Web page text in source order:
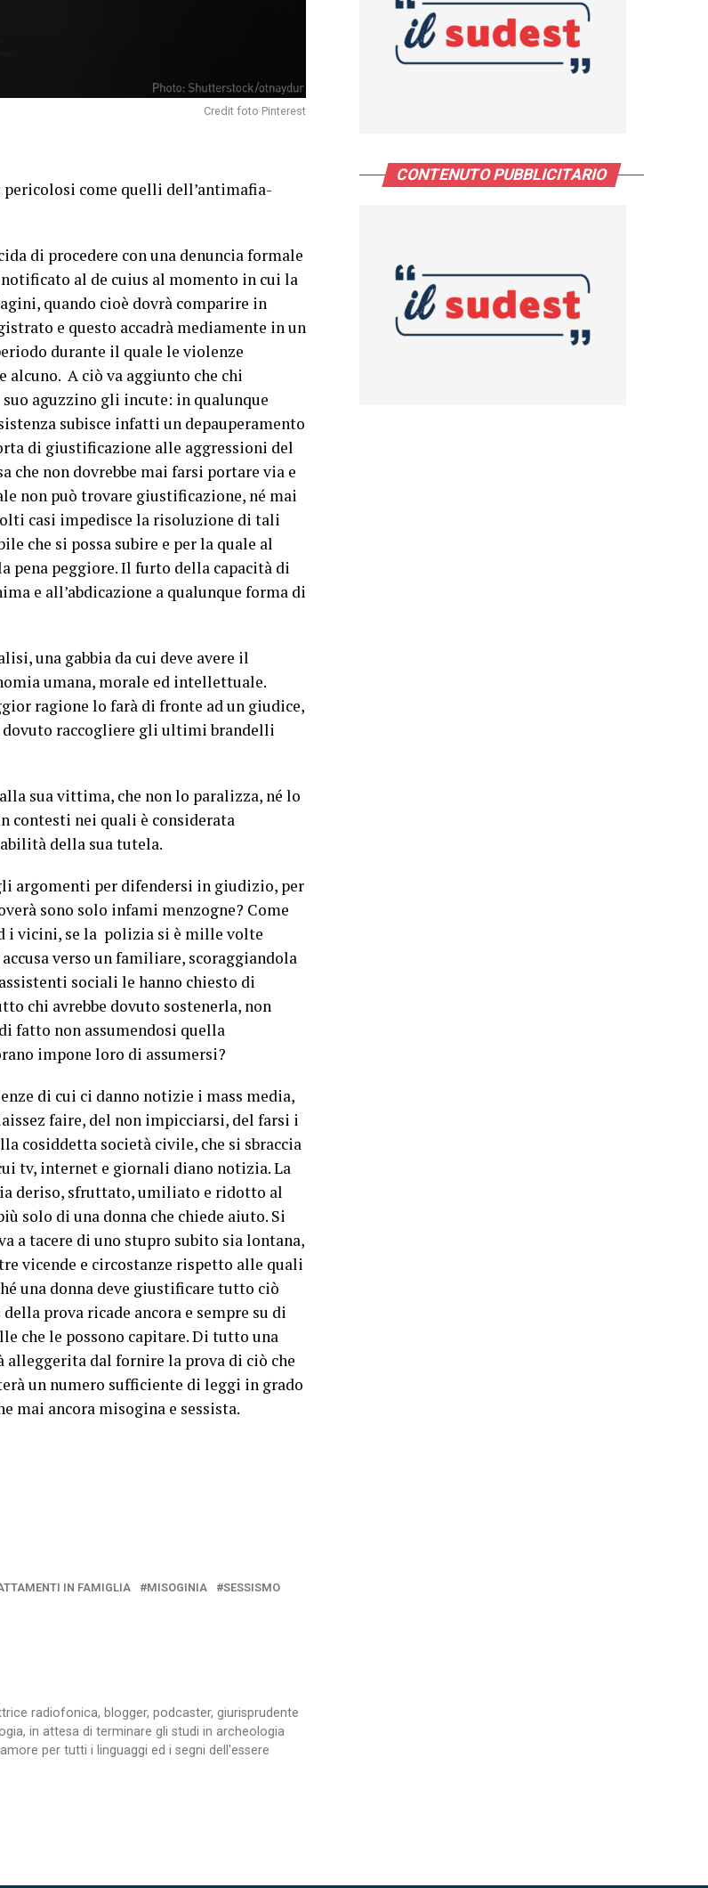
Credit foto Pinterest
come quelli dell’antimafia-
di procedere con una denuncia formale
al de cuius al momento in cui la
quando cioè dovrà comparire in
e questo accadrà mediamente in un
durante il quale le violenze
alcuno. A ciò va aggiunto che chi
aguzzino gli incute: in qualunque
subisce infatti un depauperamento
di giustificazione alle aggressioni del
che non dovrebbe mai farsi portare via e
non può trovare giustificazione, né mai
casi impedisce la risoluzione di tali
che si possa subire e per la quale al
pena peggiore. Il furto della capacità di
e all’abdicazione a qualunque forma di
una gabbia da cui deve avere il
umana, morale ed intellettuale.
ragione lo farà di fronte ad un giudice,
raccogliere gli ultimi brandelli
sua vittima, che non lo paralizza, né lo
contesti nei quali è considerata
della sua tutela.
argomenti per difendersi in giudizio, per
sono solo infami menzogne? Come
i vicini, se la polizia si è mille volte
verso un familiare, scoraggiandola
sociali le hanno chiesto di
chi avrebbe dovuto sostenerla, non
fatto non assumendosi quella
impone loro di assumersi?
di cui ci danno notizie i mass media,
faire, del non impicciarsi, del farsi i
cosiddetta società civile, che si sbraccia
tv, internet e giornali diano notizia. La
deriso, sfruttato, umiliato e ridotto al
solo di una donna che chiede aiuto. Si
a tacere di uno stupro subito sia lontana,
vicende e circostanze rispetto alle quali
una donna deve giustificare tutto ciò
prova ricade ancora e sempre su di
che le possono capitare. Di tutto una
alleggerita dal fornire la prova di ciò che
un numero sufficiente di leggi in grado
mai ancora misogina e sessista.
IN FAMIGLIA MISOGINIA
SESSISMO
radiofonica, blogger, podcaster, giurisprudente
in attesa di terminare gli studi in archeologia
per tutti i linguaggi ed i segni dell'essere
CONTENUTO PUBBLICITARIO